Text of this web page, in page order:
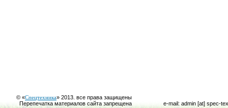
© «Спецтехника» 2013. все права защищены
Перепечатка материалов сайта запрещена
e-mail: admin [at] spec-